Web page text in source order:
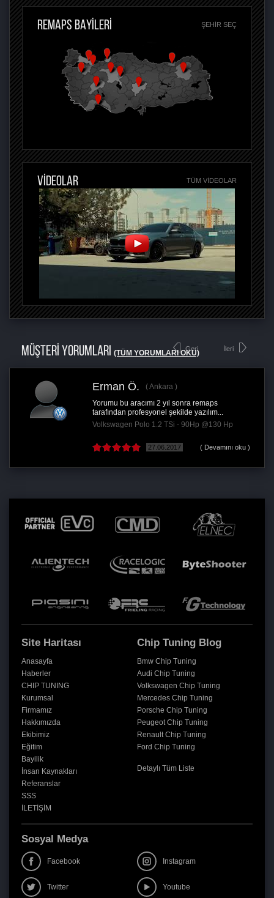
REMAPS BAYİLERİ ŞEHIR SEÇ
VİDEOLAR TÜM VIDEOLAR
MÜŞTERİ YORUMLARI (TÜM YORUMLARI OKU)
Geri
Erman Ö.
Ankara
Yorumu bu aracımı 2 yıl sonra remaps
tarafından profesyonel şekilde yazılım...
Volkswagen Polo 1.2 TSi - 90Hp @130 Hp
27.06.2017 ( Devamını oku )
İleri
Site Haritası
Anasayfa
Haberler
CHIP TUNING
Kurumsal
Firmamız
Hakkımızda
Ekibimiz
Eğitim
Bayilik
İnsan Kaynakları
Referanslar
SSS
İLETİŞİM
Chip Tuning Blog
Bmw Chip Tuning
Audi Chip Tuning
Volkswagen Chip Tuning
Mercedes Chip Tuning
Porsche Chip Tuning
Peugeot Chip Tuning
Renault Chip Tuning
Ford Chip Tuning
Detaylı Tüm Liste
Sosyal Medya
Facebook Instagram
Twitter Youtube